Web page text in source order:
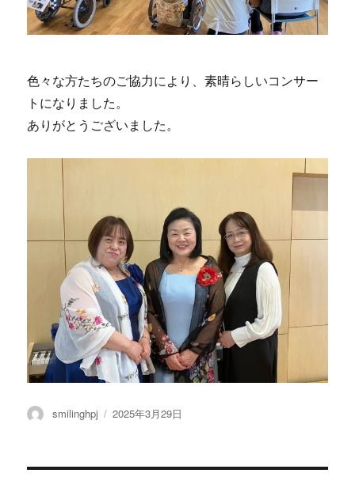
色々な方たちのご協力により、素晴らしいコンサー
トになりました。
ありがとうございました。
投
smilinghpj
投
2025年3月29日